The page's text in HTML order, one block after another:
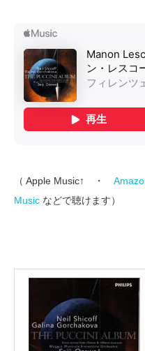
（ Apple Music↑ ・
Music などで聴けます）